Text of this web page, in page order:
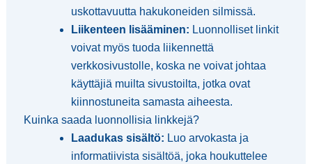
uskottavuutta hakukoneiden silmissä.
Liikenteen lisääminen: Luonnolliset linkit
voivat myös tuoda liikennettä
verkkosivustolle, koska ne voivat johtaa
käyttäjiä muilta sivustoilta, jotka ovat
kiinnostuneita samasta aiheesta.
Kuinka saada luonnollisia linkkejä?
Laadukas sisältö: Luo arvokasta ja
informatiivista sisältöä, joka houkuttelee